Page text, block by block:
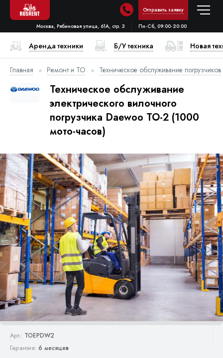
Отправить заявку
Москва, Рябиновая улица, 61А, стр. 3 Пн-Сб, 09:00-20:00
Аренда техники Б/У техника Новая
Главная Ремонт и ТО Техническое обслуживание погрузчиков
Техническое обслуживание
электрического вилочного
погрузчика Daewoo ТО-2 (1000
мото-часов)
Арт.: TOEPDW2
Гарантия: 6 месяцев